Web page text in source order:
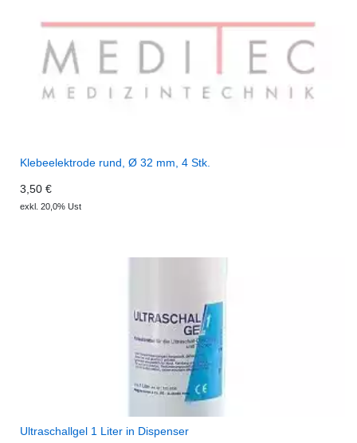
Klebeelektrode rund, Ø 32 mm, 4 Stk.
3,50 €
exkl. 20,0% Ust
Ultraschallgel 1 Liter in Dispenser